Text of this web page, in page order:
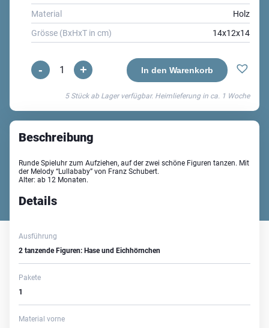
Material
Holz
Grösse (BxHxT in cm)
14x12x14
-
Friends
Musikdose
Menge
+ In den Warenkorb
5 Stück ab Lager verfügbar. Heimlieferung in ca. 1 Woche
Beschreibung
Runde Spieluhr zum Aufziehen, auf der zwei schöne Figuren tanzen. Mit
der Melody “Lullababy” von Franz Schubert.
Alter: ab 12 Monaten.
Details
Ausführung
2 tanzende Figuren: Hase und Eichhörnchen
Pakete
1
Material vorne